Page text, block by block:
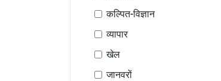
कल्पित-विज्ञान
व्यापार
खेल
जानवरों